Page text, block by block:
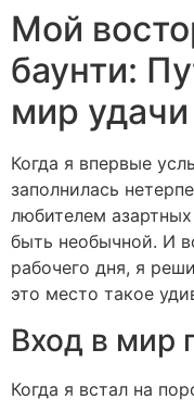
Мой
баунти:
мир
Когда я впервые
заполнилась
любителем
быть необычной. И
рабочего дня, я
это место такое
Вход в мир
Когда я встал на